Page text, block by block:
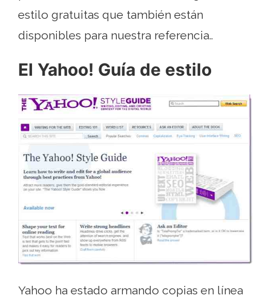
estilo gratuitas que también están
disponibles para nuestra referencia..
El Yahoo! Guía de estilo
Yahoo ha estado armando copias en línea